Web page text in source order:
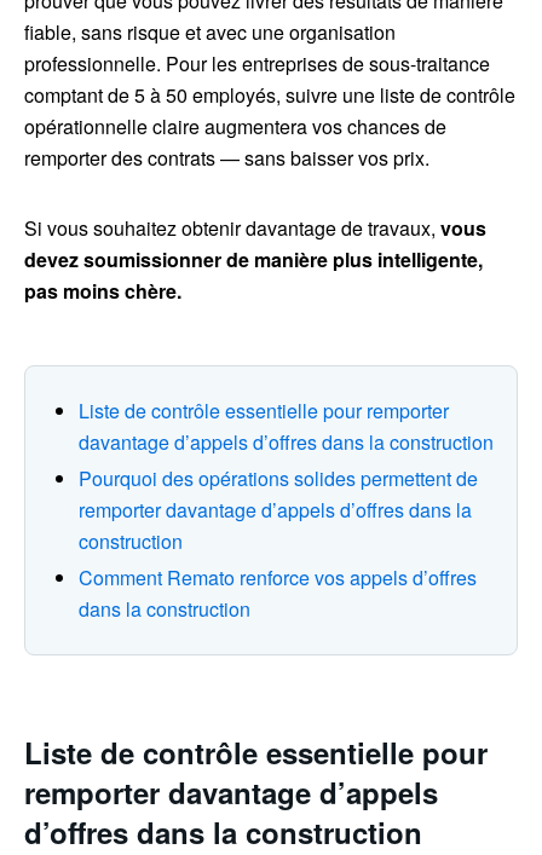
fiable, sans risque et avec une organisation
professionnelle. Pour les entreprises de sous-traitance
comptant de 5 à 50 employés, suivre une liste de contrôle
opérationnelle claire augmentera vos chances de
remporter des contrats — sans baisser vos prix.
Si vous souhaitez obtenir davantage de travaux, vous
devez soumissionner de manière plus intelligente,
pas moins chère.
Liste de contrôle essentielle pour remporter
davantage d’appels d’offres dans la construction
Pourquoi des opérations solides permettent de
remporter davantage d’appels d’offres dans la
construction
Comment Remato renforce vos appels d’offres
dans la construction
Liste de contrôle essentielle pour
remporter davantage d’appels
d’offres dans la construction